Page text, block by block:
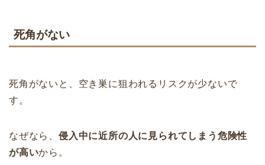
死角がない
死角がないと、空き巣に狙われるリスクが少ないで
す。
なぜなら、 侵入中に近所の人に見られてしまう危険性
が高いから。